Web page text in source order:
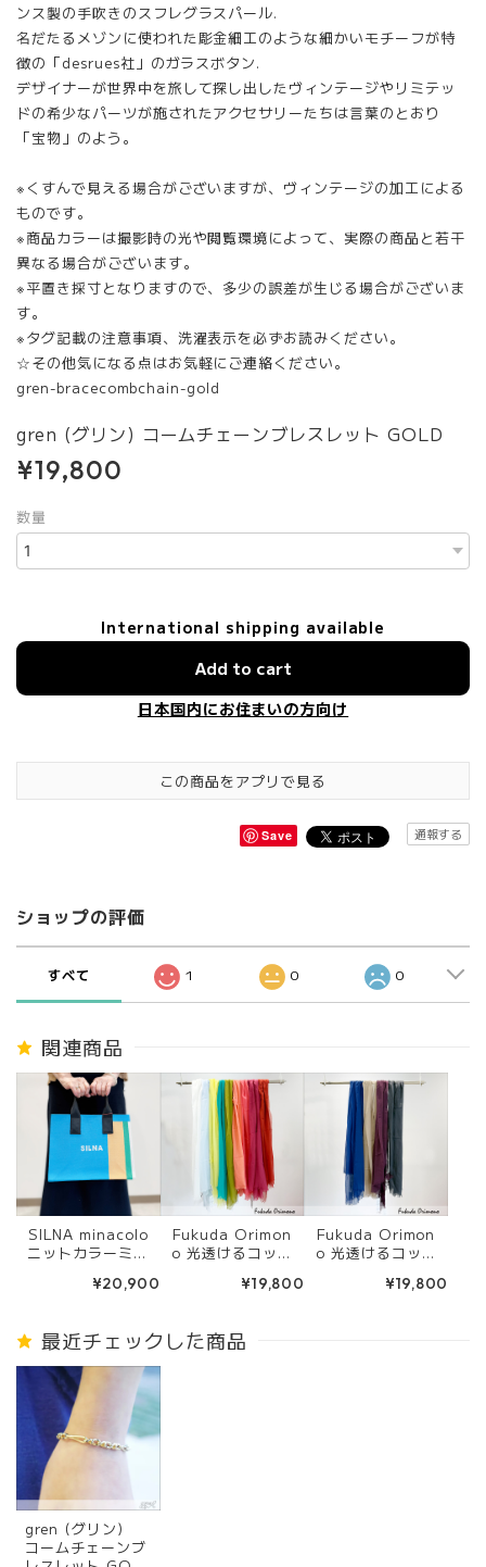
ンス製の手吹きのスフレグラスパール.
名だたるメゾンに使われた彫金細工のような細かいモチーフが特
徴の「desrues社」のガラスボタン.
デザイナーが世界中を旅して探し出したヴィンテージやリミテッ
ドの希少なパーツが施されたアクセサリーたちは言葉のとおり
「宝物」のよう。
※くすんで見える場合がございますが、ヴィンテージの加工による
ものです。
※商品カラーは撮影時の光や閲覧環境によって、実際の商品と若干
異なる場合がございます。
※平置き採寸となりますので、多少の誤差が生じる場合がございま
す。
※タグ記載の注意事項、洗濯表示を必ずお読みください。
☆その他気になる点はお気軽にご連絡ください。
gren-bracecombchain-gold
gren (グリン) コームチェーンブレスレット GOLD
¥19,800
数量
International shipping available
Add to cart
日本国内にお住まいの方向け
この商品をアプリで見る
Save 通報する
ショップの評価
すべて 1 0 0
関連商品
SILNA minacolo
ニットカラーミニ
501 BLUE¥20,900
Fukuda Orimon
o 光透けるコット
¥19,800
Fukuda Orimon
o 光透けるコット
¥19,800
最近チェックした商品
gren (グリン)
コームチェーンブ